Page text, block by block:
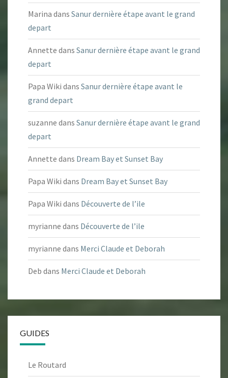
Marina dans Sanur dernière étape avant le grand
depart
Annette dans Sanur dernière étape avant le grand
depart
Papa Wiki dans Sanur dernière étape avant le
grand depart
suzanne dans Sanur dernière étape avant le grand
depart
Annette dans Dream Bay et Sunset Bay
Papa Wiki dans Dream Bay et Sunset Bay
Papa Wiki dans Découverte de l’ile
myrianne dans Découverte de l’ile
myrianne dans Merci Claude et Deborah
Deb dans Merci Claude et Deborah
GUIDES
Le Routard